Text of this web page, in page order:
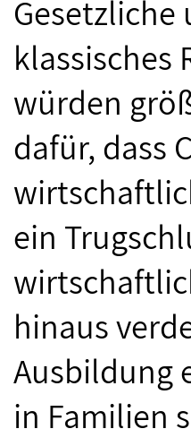
würden
dafür, dass
ein
hinaus
Ausbildung
in Familien